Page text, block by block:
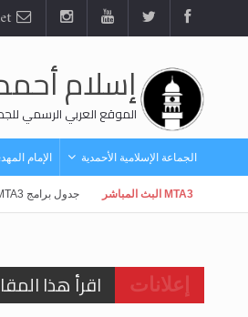
إسلام
الموقع العربي الرسمي
الجماعة الإسلامية الأحمدية الإمام
MTA3 البث المباشر جدول برامج MTA3
إعلانات
اقرأ هذا